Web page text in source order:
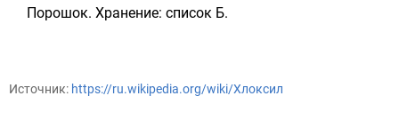
Порошок. Хранение: список Б.
Источник: https://ru.wikipedia.org/wiki/Хлоксил